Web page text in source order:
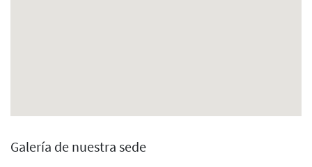
Galería de nuestra sede